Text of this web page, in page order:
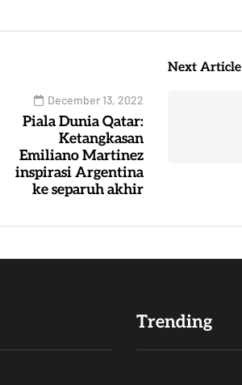
Next Article
December 13, 2022
Piala Dunia Qatar:
Ketangkasan
Emiliano Martinez
inspirasi Argentina
ke separuh akhir
Trending